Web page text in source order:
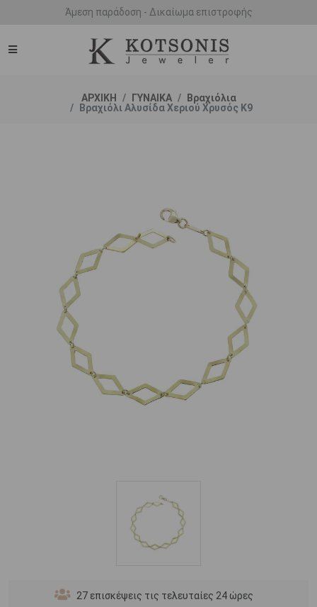
Άμεση παράδοση - Δικαίωμα επιστροφής
ΑΡΧΙΚΗ ΓΥΝΑΙΚΑ
Βραχιόλια
Βραχιόλι Αλυσίδα Χεριού Χρυσός Κ9
27 επισκέψεις τις τελευταίες 24 ώρες